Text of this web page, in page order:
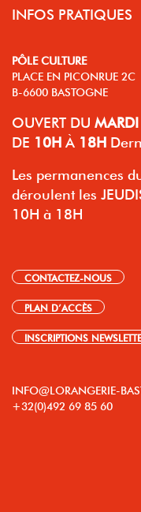
INFOS PRATIQUES
PÔLE CULTURE
PLACE EN PICONRUE 2C
B-6600 BASTOGNE
OUVERT DU MARDI
DE 10H À 18H
Les permanences
déroulent les
10H à 18H
CONTACTEZ-NOUS
PLAN D’ACCÈS
INSCRIPTIONS
INFO@LORANGERIE-
+32(0)492 69 85 60